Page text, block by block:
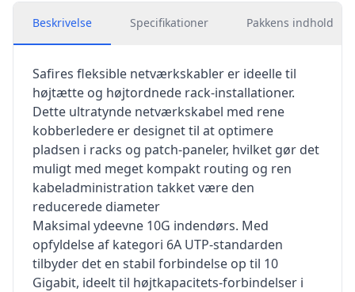
Beskrivelse Specifikationer Pakkens indhold
Safires fleksible netværkskabler er ideelle til
højtætte og højtordnede rack-installationer.
Dette ultratynde netværkskabel med rene
kobberledere er designet til at optimere
pladsen i racks og patch-paneler, hvilket gør det
muligt med meget kompakt routing og ren
kabeladministration takket være den
reducerede diameter
Maksimal ydeevne 10G indendørs. Med
opfyldelse af kategori 6A UTP-standarden
tilbyder det en stabil forbindelse op til 10
Gigabit, ideelt til højtkapacitets-forbindelser i